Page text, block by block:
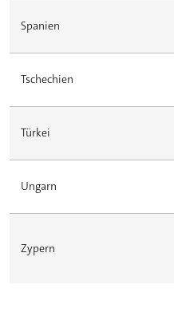
Spanien
Tschechien
Türkei
Ungarn
Zypern